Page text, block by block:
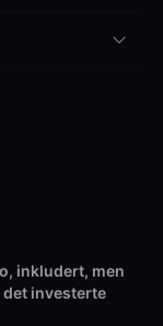
inkludert, men
det investerte